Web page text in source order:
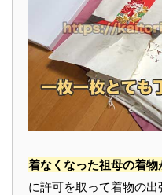
着なくなった祖母の着
に許可を取って着物の出